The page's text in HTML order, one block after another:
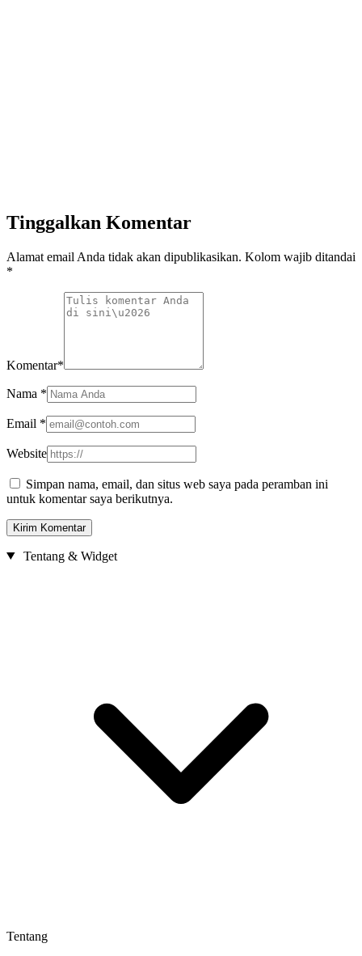
Tinggalkan Komentar
Alamat email Anda tidak akan dipublikasikan. Kolom wajib ditandai
*
Komentar*
Nama *
Email *
Website
Simpan nama, email, dan situs web saya pada peramban ini
untuk komentar saya berikutnya.
Tentang & Widget
Tentang